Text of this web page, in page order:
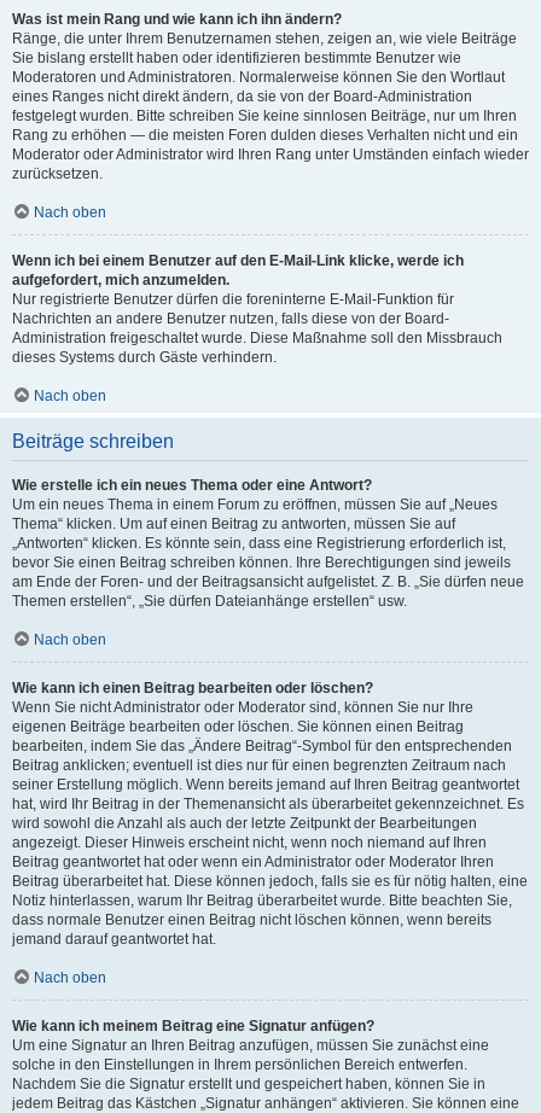
Was ist mein Rang und wie kann ich ihn ändern?
Ränge, die unter Ihrem Benutzernamen stehen, zeigen an, wie viele Beiträge
Sie bislang erstellt haben oder identifizieren bestimmte Benutzer wie
Moderatoren und Administratoren. Normalerweise können Sie den Wortlaut
eines Ranges nicht direkt ändern, da sie von der Board-Administration
festgelegt wurden. Bitte schreiben Sie keine sinnlosen Beiträge, nur um Ihren
Rang zu erhöhen — die meisten Foren dulden dieses Verhalten nicht und ein
Moderator oder Administrator wird Ihren Rang unter Umständen einfach wieder
zurücksetzen.
Nach oben
Wenn ich bei einem Benutzer auf den E-Mail-Link klicke, werde ich
aufgefordert, mich anzumelden.
Nur registrierte Benutzer dürfen die foreninterne E-Mail-Funktion für
Nachrichten an andere Benutzer nutzen, falls diese von der Board-
Administration freigeschaltet wurde. Diese Maßnahme soll den Missbrauch
dieses Systems durch Gäste verhindern.
Nach oben
Beiträge schreiben
Wie erstelle ich ein neues Thema oder eine Antwort?
Um ein neues Thema in einem Forum zu eröffnen, müssen Sie auf „Neues
Thema“ klicken. Um auf einen Beitrag zu antworten, müssen Sie auf
„Antworten“ klicken. Es könnte sein, dass eine Registrierung erforderlich ist,
bevor Sie einen Beitrag schreiben können. Ihre Berechtigungen sind jeweils
am Ende der Foren- und der Beitragsansicht aufgelistet. Z. B. „Sie dürfen neue
Themen erstellen“, „Sie dürfen Dateianhänge erstellen“ usw.
Nach oben
Wie kann ich einen Beitrag bearbeiten oder löschen?
Wenn Sie nicht Administrator oder Moderator sind, können Sie nur Ihre
eigenen Beiträge bearbeiten oder löschen. Sie können einen Beitrag
bearbeiten, indem Sie das „Ändere Beitrag“-Symbol für den entsprechenden
Beitrag anklicken; eventuell ist dies nur für einen begrenzten Zeitraum nach
seiner Erstellung möglich. Wenn bereits jemand auf Ihren Beitrag geantwortet
hat, wird Ihr Beitrag in der Themenansicht als überarbeitet gekennzeichnet. Es
wird sowohl die Anzahl als auch der letzte Zeitpunkt der Bearbeitungen
angezeigt. Dieser Hinweis erscheint nicht, wenn noch niemand auf Ihren
Beitrag geantwortet hat oder wenn ein Administrator oder Moderator Ihren
Beitrag überarbeitet hat. Diese können jedoch, falls sie es für nötig halten, eine
Notiz hinterlassen, warum Ihr Beitrag überarbeitet wurde. Bitte beachten Sie,
dass normale Benutzer einen Beitrag nicht löschen können, wenn bereits
jemand darauf geantwortet hat.
Nach oben
Wie kann ich meinem Beitrag eine Signatur anfügen?
Um eine Signatur an Ihren Beitrag anzufügen, müssen Sie zunächst eine
solche in den Einstellungen in Ihrem persönlichen Bereich entwerfen.
Nachdem Sie die Signatur erstellt und gespeichert haben, können Sie in
jedem Beitrag das Kästchen „Signatur anhängen“ aktivieren. Sie können eine